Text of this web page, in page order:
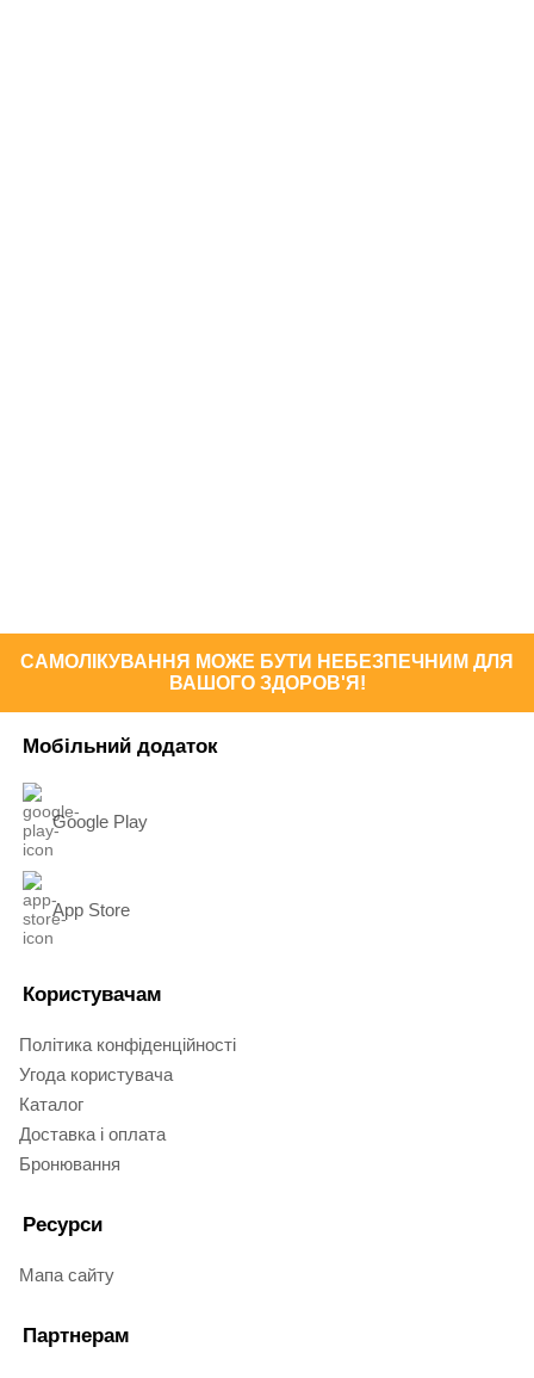
САМОЛІКУВАННЯ МОЖЕ БУТИ НЕБЕЗПЕЧНИМ ДЛЯ
ВАШОГО ЗДОРОВ'Я!
Мобільний додаток
Google Play
App Store
Користувачам
Політика конфіденційності
Угода користувача
Каталог
Доставка і оплата
Бронювання
Ресурси
Мапа сайту
Партнерам